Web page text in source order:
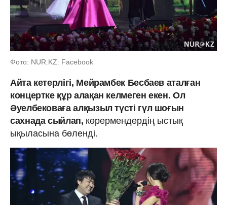
Фото: NUR.KZ: Facebook
Айта кетерлігі, Мейрамбек Бесбаев аталған
концертке құр алақан келмеген екен. Ол
Әуелбековаға алқызыл түсті гүл шоғын
сахнада сыйлап, көрермендердің ыстық
ықыласына бөленді.